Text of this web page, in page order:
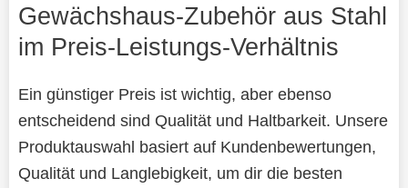
Gewächshaus-Zubehör aus Stahl
im Preis-Leistungs-Verhältnis
Ein günstiger Preis ist wichtig, aber ebenso
entscheidend sind Qualität und Haltbarkeit. Unsere
Produktauswahl basiert auf Kundenbewertungen,
Qualität und Langlebigkeit, um dir die besten